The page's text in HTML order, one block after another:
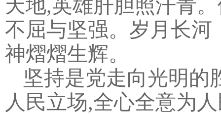
天地,英雄肝胆照汗青
不屈与坚强。岁月长
神熠熠生辉。
坚持是党走向光明的
人民立场,全心全意为